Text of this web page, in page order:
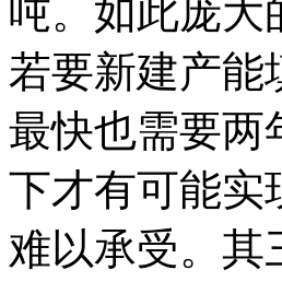
吨。如此庞大
若要新建产能
最快也需要两
下才有可能实
难以承受。其